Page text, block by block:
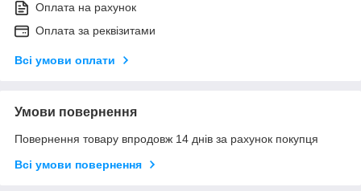
Оплата на рахунок
Оплата за реквізитами
Всі умови оплати
Умови повернення
Повернення товару впродовж 14 днів за рахунок покупця
Всі умови повернення